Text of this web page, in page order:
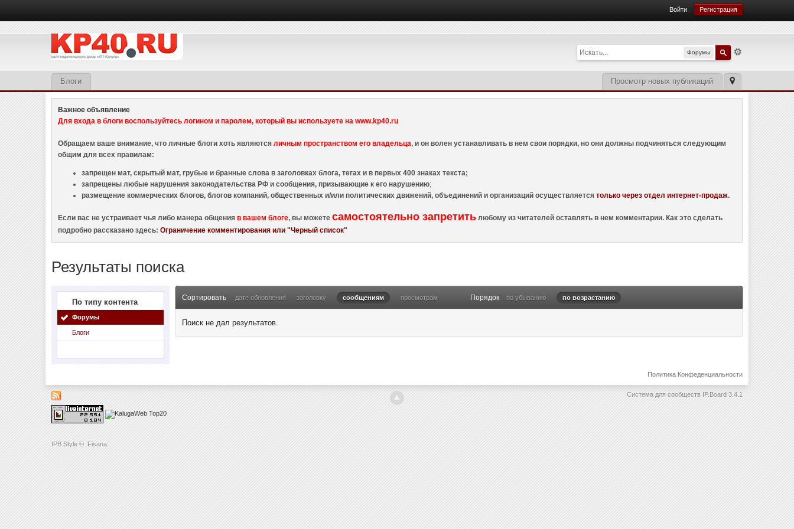
IPB Style © Fisana
Войти Регистрация
Форумы
Просмотр новых публикаций
Блоги
Важное объявление
Для входа в блоги воспользуйтесь логином и паролем, который вы используете на www.kp40.ru
Обращаем ваше внимание, что личные блоги хоть являютсяличным пространством его владельца, и он волен устанавливать в нем свои порядки, но они должны подчиняться следующим
общим для всех правилам:
запрещен мат, скрытый мат, грубые и бранные слова в заголовках блога, тегах и в первых 400 знаках текста;
запрещены любые нарушения законодательства РФ и сообщения, призывающие к его нарушению;
размещение коммерческих блогов, блогов компаний, общественных и/или политических движений, объединений и организаций осуществляетсятолько через отдел интернет-продаж.
Если вас не устраивает чья либо манера общенияв вашем блоге, вы можетесамостоятельно запретить любому из читателей оставлять в нем комментарии. Как это сделать
подробно рассказано здесь:Ограничение комментирования или "Черный список"
Результаты поиска
По типу контента
Форумы
Блоги
Сортировать дате обновления заголовку сообщениям просмотрам Порядок по убыванию по возрастанию
Поиск не дал результатов.
Политика Конфеденциальности
Система для сообществ IP.Board 3.4.1